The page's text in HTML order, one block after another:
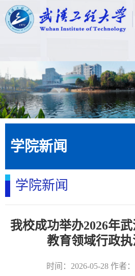
学院新闻
学院新闻
我校成功举办2026年
教育领域行政
时间：2026-05-28 作者